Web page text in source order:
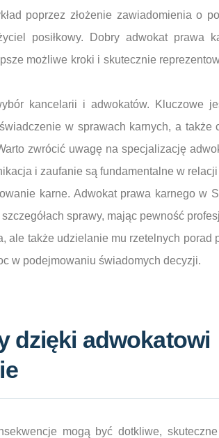
poprzez złożenie zawiadomienia o
posiłkowy. Dobry adwokat prawa
możliwe kroki i skutecznie
kancelarii i adwokatów. Kluczowe
w sprawach karnych, a także
zwrócić uwagę na specjalizację
i zaufanie są fundamentalne w
karne. Adwokat prawa karnego w
sprawy, mając pewność
ale także udzielanie mu rzetelnych porad
w podejmowaniu świadomych decyzji.
dzięki adwokatowi
mogą być dotkliwe,